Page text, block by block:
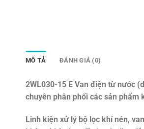
MÔ TẢ ĐÁNH GIÁ (0)
2WL030-15 E Van điện từ nước
chuyên phân phối các sản phẩm
Linh kiện xử lý bộ lọc khí nén,